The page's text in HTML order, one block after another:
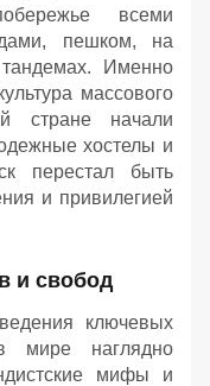
всеми
пешком, на
Именно
массового
стране начали
хостелы и
перестал быть
и привилегией
и свобод
ключевых
мире наглядно
мифы и